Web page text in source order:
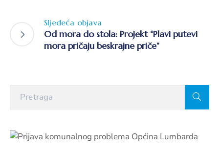
Sljedeća objava
Od mora do stola: Projekt “Plavi putevi
mora pričaju beskrajne priče”